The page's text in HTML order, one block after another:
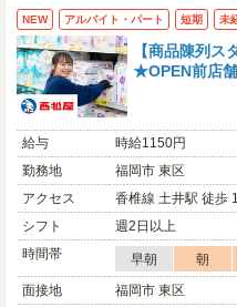
NEW アルバイト・パート 短期 未
【商品陳列
★OPEN前店
給与
時給1150円
勤務地
福岡市 東区
アクセス
香椎線 土井駅 徒歩
シフト
週2日以上
時間帯
早朝 朝
面接地
福岡市 東区